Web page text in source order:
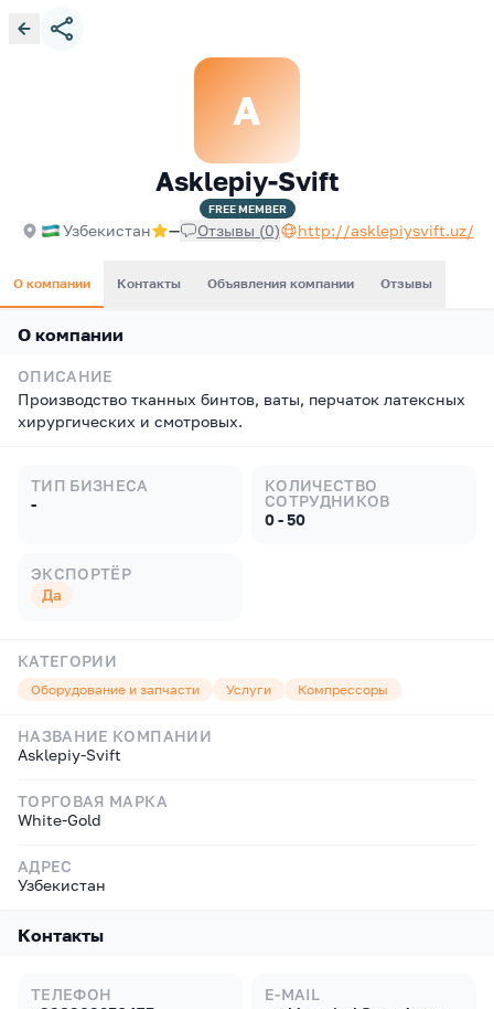
A
Asklepiy-Svift
FREEMEMBER
Узбекистан — Отзывы (0) http://asklepiysvift.uz/
О компании Контакты Объявления компании Отзывы
О компании
ОПИСАНИЕ
Производство тканных бинтов, ваты, перчаток латексных
хирургических и смотровых.
ТИП БИЗНЕСА
-
КОЛИЧЕСТВО
СОТРУДНИКОВ
0 - 50
ЭКСПОРТЁР
Да
КАТЕГОРИИ
Оборудование и запчасти Услуги Компрессоры
НАЗВАНИЕ КОМПАНИИ
Asklepiy-Svift
ТОРГОВАЯ МАРКА
White-Gold
АДРЕС
Узбекистан
Контакты
ТЕЛЕФОН
E-MAIL